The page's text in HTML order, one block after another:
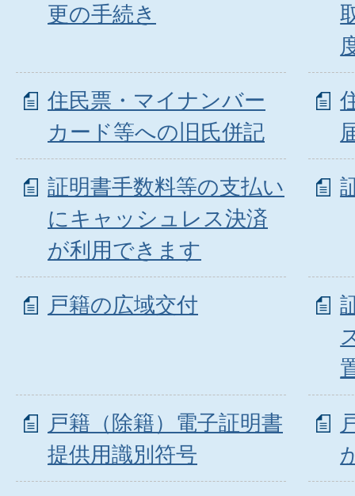
更の手続き
住民票・マイナンバー
カード等への旧氏併記
証明書手数料等の支払い
にキャッシュレス決済
が利用できます
戸籍の広域交付
戸籍（除籍）電子証明書
提供用識別符号